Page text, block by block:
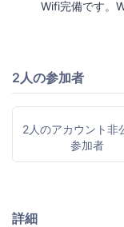
Wifi完備です。
2人の参加者
2人のアカウント非
参加者
詳細